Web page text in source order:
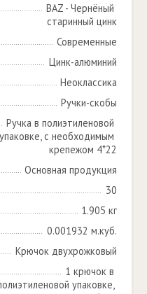
BAZ - Чернёный
старинный цинк
Современные
Цинк-алюминий
Неоклассика
Ручки-скобы
Ручка в полиэтиленовой
упаковке, с необходимым
крепежом 4*22
Основная продукция
30
1.905 кг
0.001932 м.куб.
Крючок двухрожковый
1 крючок в
упаковке,